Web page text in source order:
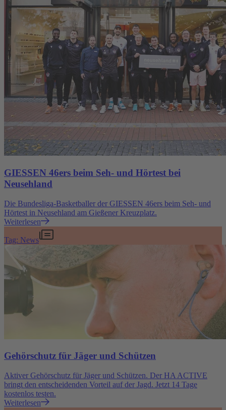
GIESSEN 46ers beim Seh- und Hörtest bei
Neusehland
Die Bundesliga-Basketballer der GIESSEN 46ers beim Seh- und
Hörtest in Neusehland am Gießener Kreuzplatz.
Weiterlesen
Tag: News
Gehörschutz für Jäger und Schützen
Aktiver Gehörschutz für Jäger und Schützen. Der HA ACTIVE
bringt den entscheidenden Vorteil auf der Jagd. Jetzt 14 Tage
kostenlos testen.
Weiterlesen